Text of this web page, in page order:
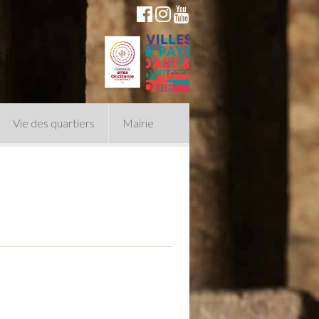
Vie des quartiers Mairie